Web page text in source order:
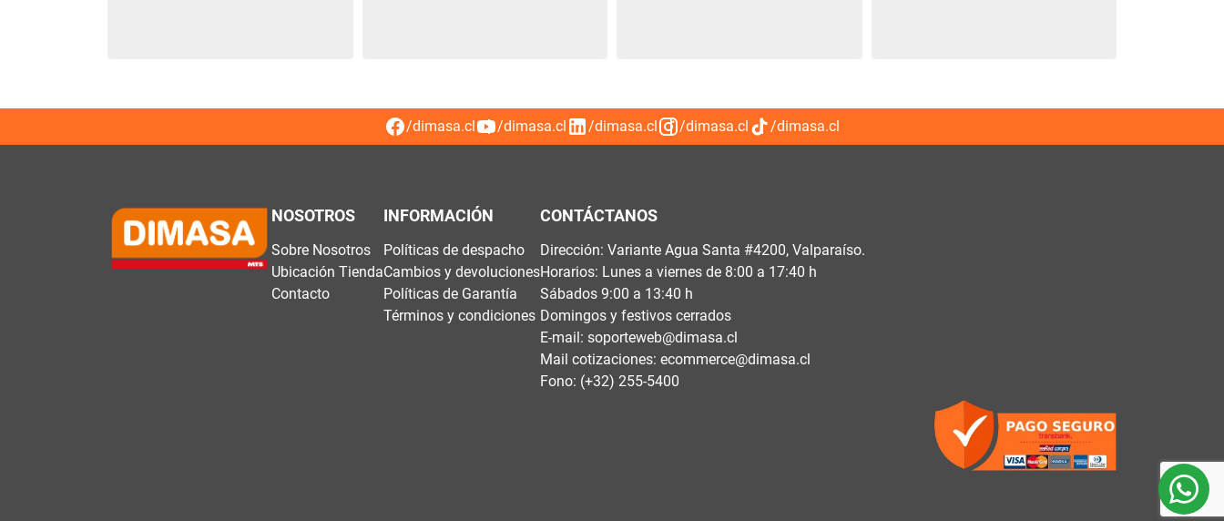
/dimasa.cl /dimasa.cl /dimasa.cl /dimasa.cl /dimasa.cl
NOSOTROS
Sobre Nosotros
Ubicación Tienda
Contacto
INFORMACIÓN
Políticas de despacho
Cambios y devoluciones
Políticas de Garantía
Términos y condiciones
CONTÁCTANOS
Dirección: Variante Agua Santa #4200, Valparaíso.
Horarios: Lunes a viernes de 8:00 a 17:40 h
Sábados 9:00 a 13:40 h
Domingos y festivos cerrados
E-mail: soporteweb@dimasa.cl
Mail cotizaciones: ecommerce@dimasa.cl
Fono: (+32) 255-5400